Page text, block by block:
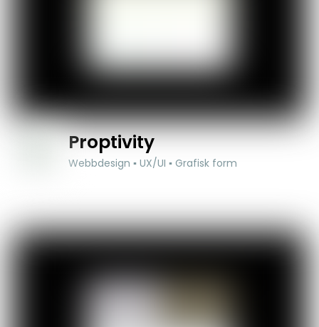
Proptivity
Webbdesign ▪ UX/UI ▪ Grafisk form